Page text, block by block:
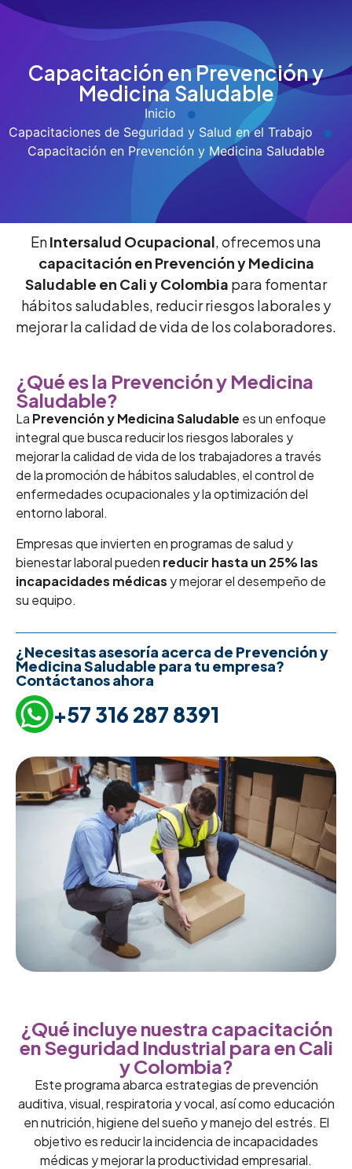
Capacitación en Prevención y
Medicina Saludable
Inicio
Capacitaciones de Seguridad y Salud en el Trabajo
Capacitación en Prevención y Medicina Saludable
EnIntersalud Ocupacional, ofrecemos una
capacitación en Prevención y Medicina
Saludable en Cali y Colombia para fomentar
hábitos saludables, reducir riesgos laborales y
mejorar la calidad de vida de los colaboradores.
¿Qué es la Prevención y Medicina
Saludable?
La Prevención y Medicina Saludable es un enfoque
integral que busca reducir los riesgos laborales y
mejorar la calidad de vida de los trabajadores a través
de la promoción de hábitos saludables, el control de
enfermedades ocupacionales y la optimización del
entorno laboral.
Empresas que invierten en programas de salud y
bienestar laboral pueden reducir hasta un 25% las
incapacidades médicas y mejorar el desempeño de
su equipo.
¿Necesitas asesoría acerca de Prevención y
Medicina Saludable para tu empresa?
Contáctanos ahora
+57 316 287 8391
¿Qué incluye nuestra capacitación
en Seguridad Industrial para en Cali
y Colombia?
Este programa abarca estrategias de prevención
auditiva, visual, respiratoria y vocal, así como educación
en nutrición, higiene del sueño y manejo del estrés. El
objetivo es reducir la incidencia de incapacidades
médicas y mejorar la productividad empresarial.